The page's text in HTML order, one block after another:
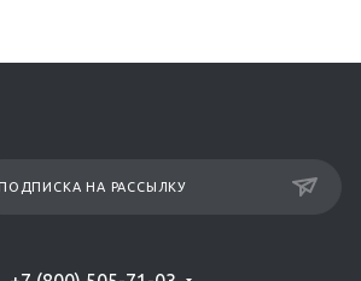
ПОДПИСКА НА РАССЫЛКУ